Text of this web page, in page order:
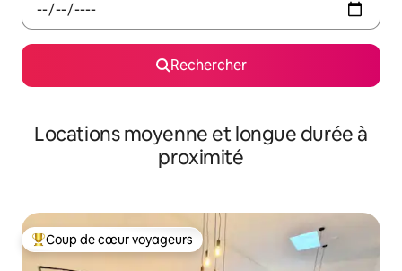
Rechercher
Locations moyenne et longue durée à
proximité
Coups de cœur voyageurs les plus appréciés
Coup de cœur voyageurs